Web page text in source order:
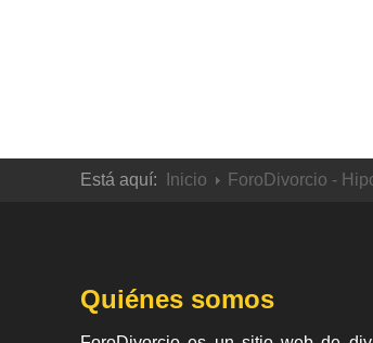
Está aquí: Inicio ForoDivorcio -
Quiénes somos